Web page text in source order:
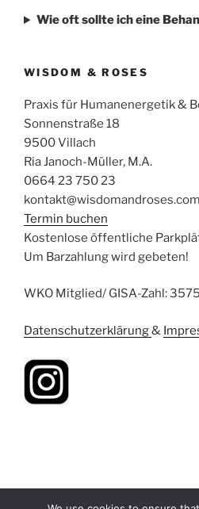
Wie oft sollte ich eine
WISDOM & ROSES
Praxis für Humanenergetik &
Sonnenstraße 18
9500 Villach
Ria Janoch-Müller, M.A.
0664 23 750 23
kontakt@wisdomandroses.com
Termin buchen
Kostenlose öffentliche
Um Barzahlung wird gebeten!
WKO Mitglied/ GISA-Zahl:
Datenschutzerklärung&